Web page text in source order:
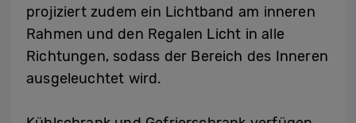
projiziert zudem ein Lichtband am inneren
Rahmen und den Regalen Licht in alle
Richtungen, sodass der Bereich des Inneren
ausgeleuchtet wird.